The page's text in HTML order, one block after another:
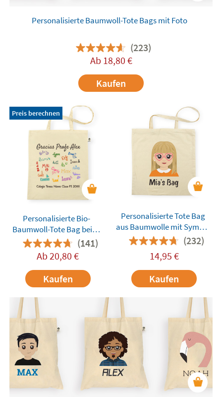
Personalisierte Baumwoll-Tote Bags mit Foto
(223)
Ab 18,80 €
Kaufen
Preis berechnen
Personalisierte Bio-
Baumwoll-Tote Bag beige
mit Foto (141)
Ab20,80 €
Kaufen
Personalisierte Tote Bag
aus Baumwolle mit Symbol
und Twinie®️ (232)
14,95 €
Kaufen